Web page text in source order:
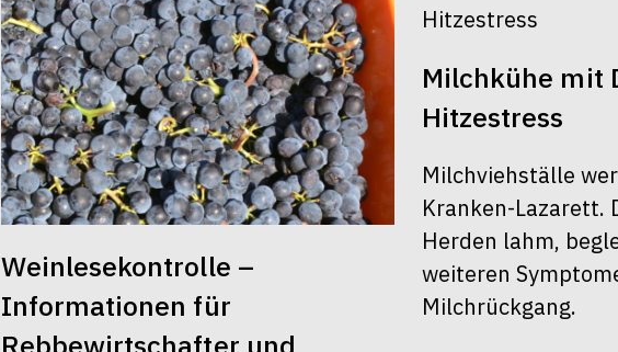
Weinlesekontrolle –
Informationen für
Rebbewirtschafter und
Milchkühe mit
Hitzestress
Milchviehställe
Kranken-Lazarett.
Herden lahm,
weiteren
Milchrückgang.